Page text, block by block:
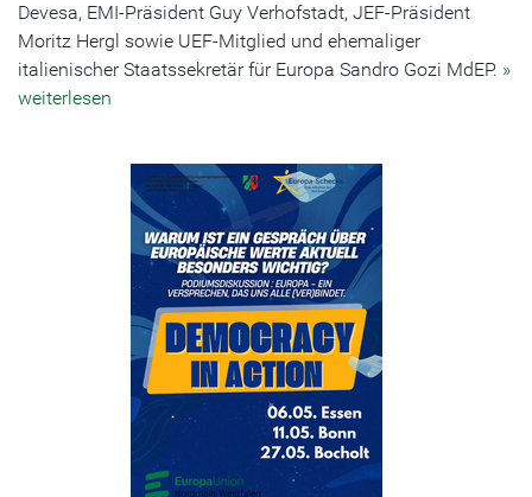
Devesa, EMI-Präsident Guy Verhofstadt, JEF-Präsident
Moritz Hergl sowie UEF-Mitglied und ehemaliger
italienischer Staatssekretär für Europa Sandro Gozi MdEP. »
weiterlesen